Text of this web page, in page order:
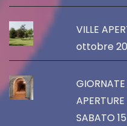
VILLE
ottobre
SABATO